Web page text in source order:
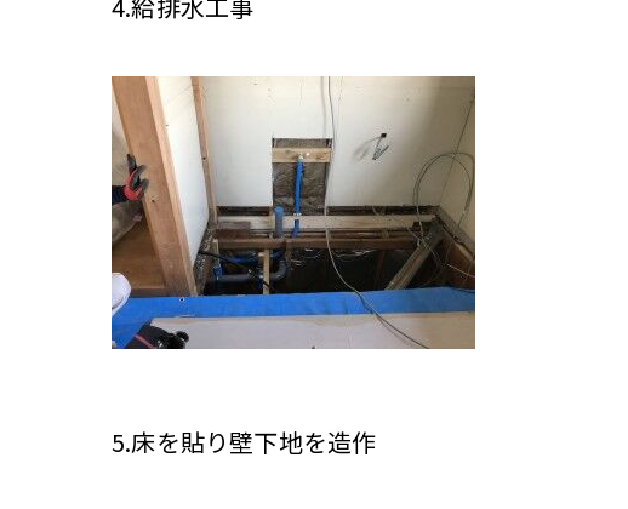
5.床を貼り壁下地を造作